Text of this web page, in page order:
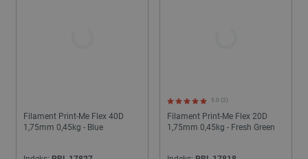
Filament Print-Me Flex 40D
1,75mm 0,45kg - Blue
Filament Print-Me Flex 20D
1,75mm 0,45kg - Fresh Green
5.0 (2)